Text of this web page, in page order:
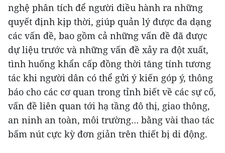
nghệ phân tích để người điều hành ra những
quyết định kịp thời, giúp quản lý được đa dạng
các vấn đề, bao gồm cả những vấn đề đã được
dự liệu trước và những vấn đề xảy ra đột xuất,
tình huống khẩn cấp đồng thời tăng tính tương
tác khi người dân có thể gửi ý kiến góp ý, thông
báo cho các cơ quan trong tỉnh biết về các sự cố,
vấn đề liên quan tới hạ tầng đô thị, giao thông,
an ninh an toàn, môi trường… bằng vài thao tác
bấm nút cực kỳ đơn giản trên thiết bị di động.